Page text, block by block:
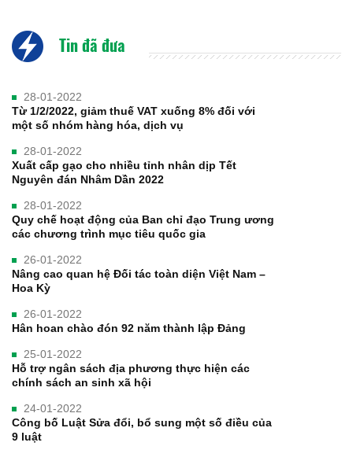
Tin đã đưa
28-01-2022
Từ 1/2/2022, giảm thuế VAT xuống 8% đối với
một số nhóm hàng hóa, dịch vụ
28-01-2022
Xuất cấp gạo cho nhiều tỉnh nhân dịp Tết
Nguyên đán Nhâm Dần 2022
28-01-2022
Quy chế hoạt động của Ban chỉ đạo Trung ương
các chương trình mục tiêu quốc gia
26-01-2022
Nâng cao quan hệ Đối tác toàn diện Việt Nam –
Hoa Kỳ
26-01-2022
Hân hoan chào đón 92 năm thành lập Đảng
25-01-2022
Hỗ trợ ngân sách địa phương thực hiện các
chính sách an sinh xã hội
24-01-2022
Công bố Luật Sửa đổi, bổ sung một số điều của
9 luật